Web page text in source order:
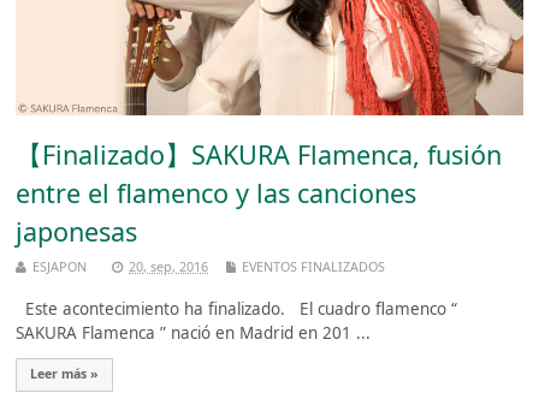
【Finalizado】SAKURA Flamenca, fusión
entre el flamenco y las canciones
japonesas
ESJAPON 20, sep, 2016 EVENTOS FINALIZADOS
Este acontecimiento ha finalizado. El cuadro flamenco “
SAKURA Flamenca ” nació en Madrid en 201 ...
Leer más »